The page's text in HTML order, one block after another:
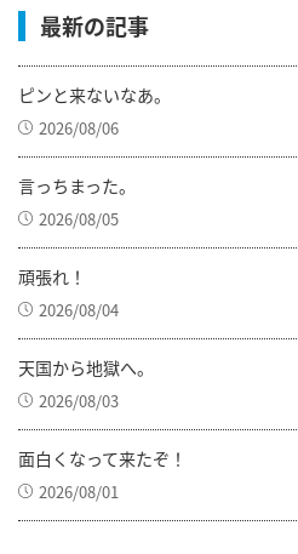
最新の記事
ピンと来ないなあ。
2026/08/06
言っちまった。
2026/08/05
頑張れ！
2026/08/04
天国から地獄へ。
2026/08/03
面白くなって来たぞ！
2026/08/01